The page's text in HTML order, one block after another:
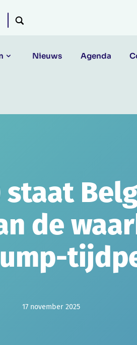
Nieuws Agenda
staat
de
17 november 2025